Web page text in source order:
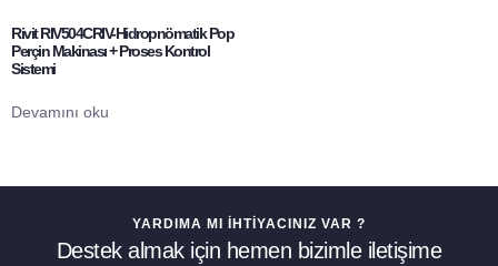
Rivit RIV504CRIV-Hidropnömatik Pop
Perçin Makinası + Proses Kontrol
Sistemi
Devamını oku
YARDIMA MI İHTIYACINIZ VAR ?
Destek almak için hemen bizimle iletişime